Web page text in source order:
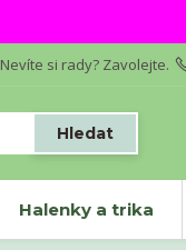
Hledat
Nevíte si rady? Zavolejte.
Halenky a trika